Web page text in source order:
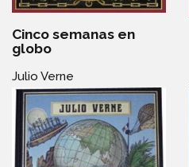
Cinco semanas en
globo
Julio Verne